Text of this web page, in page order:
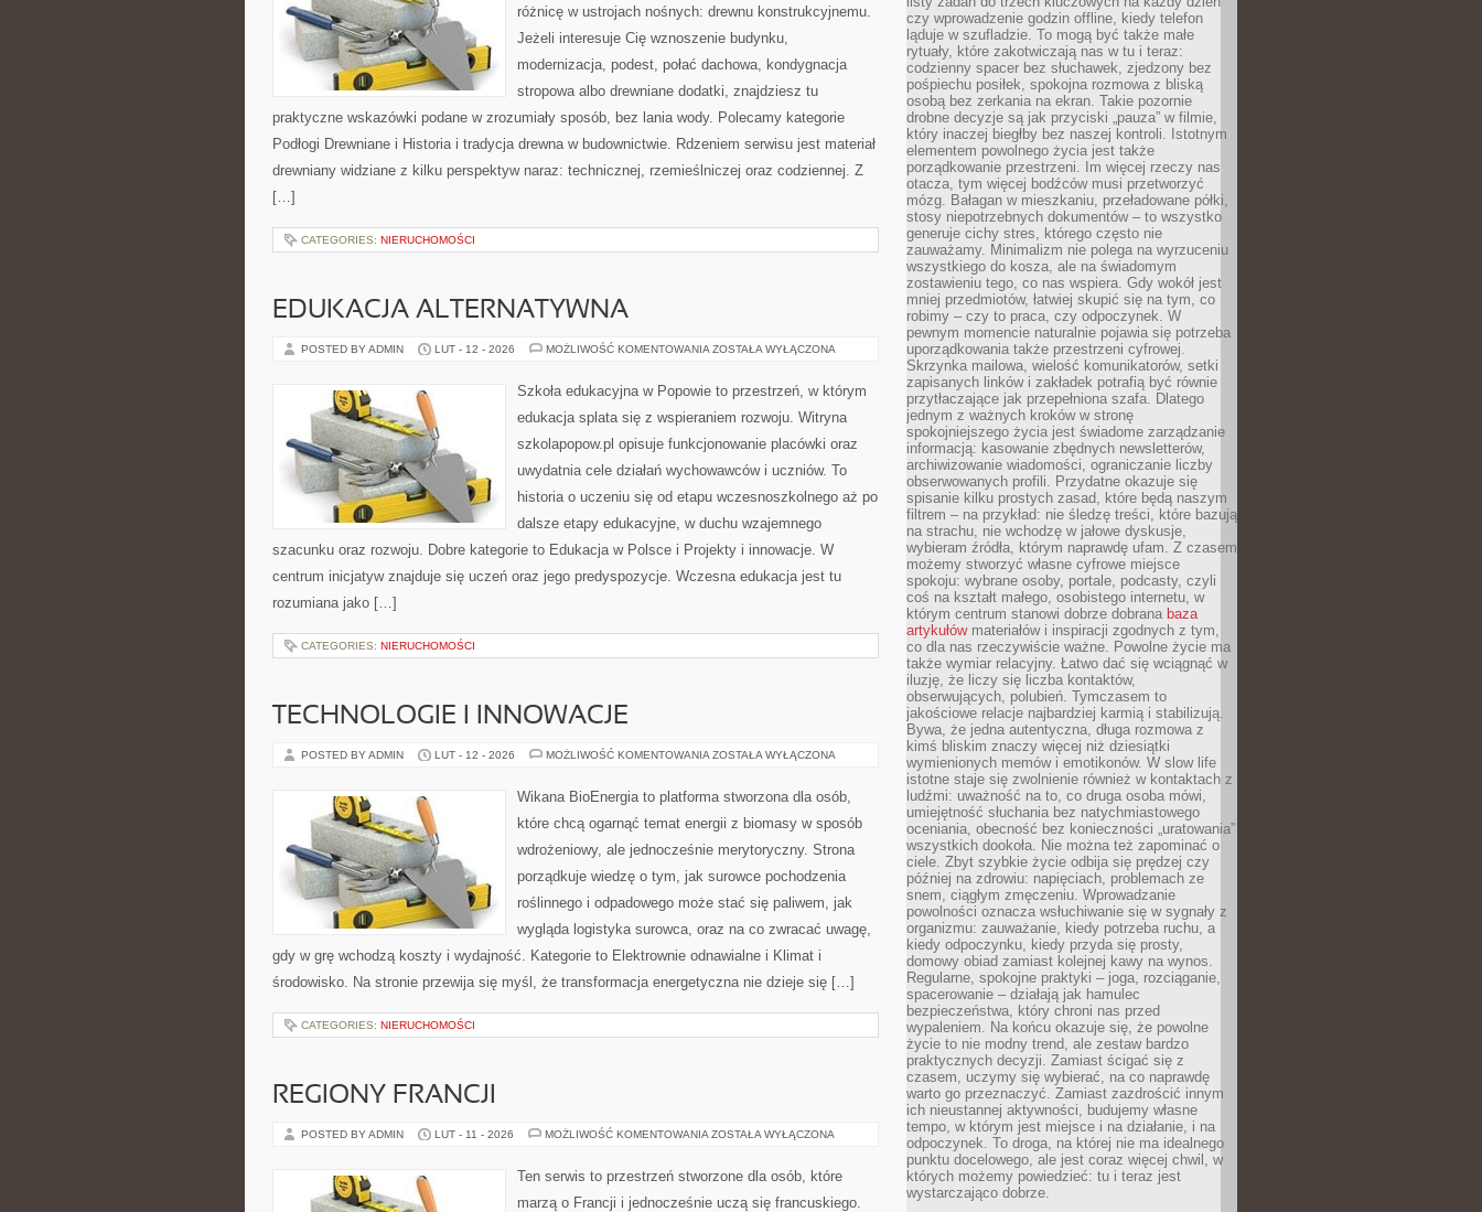
różnicę w ustrojach nośnych: drewnu konstrukcyjnemu.
Jeżeli interesuje Cię wznoszenie budynku,
modernizacja, podest, połać dachowa, kondygnacja
stropowa albo drewniane dodatki, znajdziesz tu
praktyczne wskazówki podane w zrozumiały sposób, bez lania wody. Polecamy kategorie
Podłogi Drewniane i Historia i tradycja drewna w budownictwie. Rdzeniem serwisu jest materiał
drewniany widziane z kilku perspektyw naraz: technicznej, rzemieślniczej oraz codziennej. Z
[…]
CATEGORIES: NIERUCHOMOŚCI
EDUKACJA ALTERNATYWNA
POSTED BY ADMIN LUT - 12 - 2026 MOŻLIWOŚĆ KOMENTOWANIA EDUKACJA
ZOSTAŁA WYŁĄCZONA
Szkoła edukacyjna w Popowie to przestrzeń, w którym
edukacja splata się z wspieraniem rozwoju. Witryna
szkolapopow.pl opisuje funkcjonowanie placówki oraz
uwydatnia cele działań wychowawców i uczniów. To
historia o uczeniu się od etapu wczesnoszkolnego aż po
dalsze etapy edukacyjne, w duchu wzajemnego
szacunku oraz rozwoju. Dobre kategorie to Edukacja w Polsce i Projekty i innowacje. W
centrum inicjatyw znajduje się uczeń oraz jego predyspozycje. Wczesna edukacja jest tu
rozumiana jako […]
CATEGORIES: NIERUCHOMOŚCI
TECHNOLOGIE I INNOWACJE
POSTED BY ADMIN LUT - 12 - 2026 MOŻLIWOŚĆ KOMENTOWANIA TECHNOLOGIE
ZOSTAŁA WYŁĄCZONA
Wikana BioEnergia to platforma stworzona dla osób,
które chcą ogarnąć temat energii z biomasy w sposób
wdrożeniowy, ale jednocześnie merytoryczny. Strona
porządkuje wiedzę o tym, jak surowce pochodzenia
roślinnego i odpadowego może stać się paliwem, jak
wygląda logistyka surowca, oraz na co zwracać uwagę,
gdy w grę wchodzą koszty i wydajność. Kategorie to Elektrownie odnawialne i Klimat i
środowisko. Na stronie przewija się myśl, że transformacja energetyczna nie dzieje się […]
CATEGORIES: NIERUCHOMOŚCI
REGIONY FRANCJI
POSTED BY ADMIN LUT - 11 - 2026 MOŻLIWOŚĆ KOMENTOWANIA REGIONY
ZOSTAŁA WYŁĄCZONA
Ten serwis to przestrzeń stworzone dla osób, które
marzą o Francji i jednocześnie uczą się francuskiego.
czy wprowadzenie godzin offline, kiedy telefon
ląduje w szufladzie. To mogą być także małe
rytuały, które zakotwiczają nas w tu i teraz:
codzienny spacer bez słuchawek, zjedzony bez
pośpiechu posiłek, spokojna rozmowa z bliską
osobą bez zerkania na ekran. Takie pozornie
drobne decyzje są jak przyciski „pauza” w filmie,
który inaczej biegłby bez naszej kontroli. Istotnym
elementem powolnego życia jest także
porządkowanie przestrzeni. Im więcej rzeczy nas
otacza, tym więcej bodźców musi przetworzyć
mózg. Bałagan w mieszkaniu, przeładowane półki,
stosy niepotrzebnych dokumentów – to wszystko
generuje cichy stres, którego często nie
zauważamy. Minimalizm nie polega na wyrzuceniu
wszystkiego do kosza, ale na świadomym
zostawieniu tego, co nas wspiera. Gdy wokół jest
mniej przedmiotów, łatwiej skupić się na tym, co
robimy – czy to praca, czy odpoczynek. W
pewnym momencie naturalnie pojawia się potrzeba
uporządkowania także przestrzeni cyfrowej.
Skrzynka mailowa, wielość komunikatorów, setki
zapisanych linków i zakładek potrafią być równie
przytłaczające jak przepełniona szafa. Dlatego
jednym z ważnych kroków w stronę
spokojniejszego życia jest świadome zarządzanie
informacją: kasowanie zbędnych newsletterów,
archiwizowanie wiadomości, ograniczanie liczby
obserwowanych profili. Przydatne okazuje się
spisanie kilku prostych zasad, które będą naszym
filtrem – na przykład: nie śledzę treści, które bazują
na strachu, nie wchodzę w jałowe dyskusje,
wybieram źródła, którym naprawdę ufam. Z czasem
możemy stworzyć własne cyfrowe miejsce
spokoju: wybrane osoby, portale, podcasty, czyli
coś na kształt małego, osobistego internetu, w
którym centrum stanowi dobrze dobrana baza
artykułówmateriałów i inspiracji zgodnych z tym,
co dla nas rzeczywiście ważne. Powolne życie ma
także wymiar relacyjny. Łatwo dać się wciągnąć w
iluzję, że liczy się liczba kontaktów,
obserwujących, polubień. Tymczasem to
jakościowe relacje najbardziej karmią i stabilizują.
Bywa, że jedna autentyczna, długa rozmowa z
kimś bliskim znaczy więcej niż dziesiątki
wymienionych memów i emotikonów. W slow life
istotne staje się zwolnienie również w kontaktach z
ludźmi: uważność na to, co druga osoba mówi,
umiejętność słuchania bez natychmiastowego
oceniania, obecność bez konieczności „uratowania”
wszystkich dookoła. Nie można też zapominać o
ciele. Zbyt szybkie życie odbija się prędzej czy
później na zdrowiu: napięciach, problemach ze
snem, ciągłym zmęczeniu. Wprowadzanie
powolności oznacza wsłuchiwanie się w sygnały z
organizmu: zauważanie, kiedy potrzeba ruchu, a
kiedy odpoczynku, kiedy przyda się prosty,
domowy obiad zamiast kolejnej kawy na wynos.
Regularne, spokojne praktyki – joga, rozciąganie,
spacerowanie – działają jak hamulec
bezpieczeństwa, który chroni nas przed
wypaleniem. Na końcu okazuje się, że powolne
życie to nie modny trend, ale zestaw bardzo
praktycznych decyzji. Zamiast ścigać się z
czasem, uczymy się wybierać, na co naprawdę
warto go przeznaczyć. Zamiast zazdrościć innym
ich nieustannej aktywności, budujemy własne
tempo, w którym jest miejsce i na działanie, i na
odpoczynek. To droga, na której nie ma idealnego
punktu docelowego, ale jest coraz więcej chwil, w
których możemy powiedzieć: tu i teraz jest
wystarczająco dobrze.